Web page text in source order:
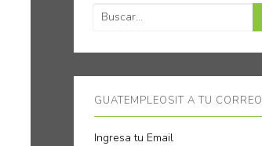
GUATEMPLEOSIT A TU CORREO
Ingresa tu Email